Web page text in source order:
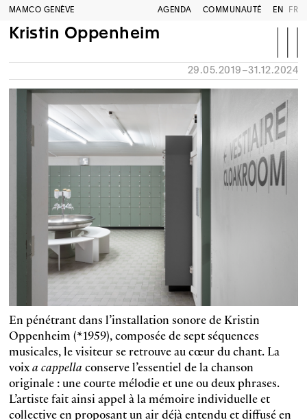
MAMCO GENÈVE AGENDA COMMUNAUTÉ EN FR
Kristin Oppenheim
29.05.2019–31.12.2024
En pénétrant dans l’installation sonore de Kristin
Oppenheim (*1959), composée de sept séquences
musicales, le visiteur se retrouve au cœur du chant. La
voixa cappellaconserve l’essentiel de la chanson
originale : une courte mélodie et une ou deux phrases.
L’artiste fait ainsi appel à la mémoire individuelle et
collective en proposant un air déjà entendu et diffusé en